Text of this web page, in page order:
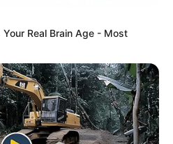
ΟΡΟΙ ΧΡΗΣΗΣ
Real Brain Age - Most